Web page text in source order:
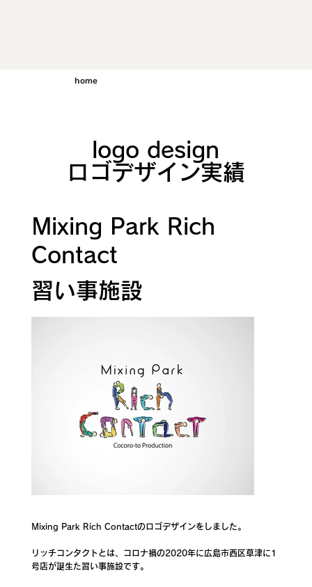
home
ロゴデザイン実績
logo design
Mixing Park Rich
Contact
習い事施設
Mixing Park Rich Contactのロゴデザインをしました。
リッチコンタクトとは、コロナ禍の2020年に広島市西区草津に1
号店が誕生た習い事施設です。